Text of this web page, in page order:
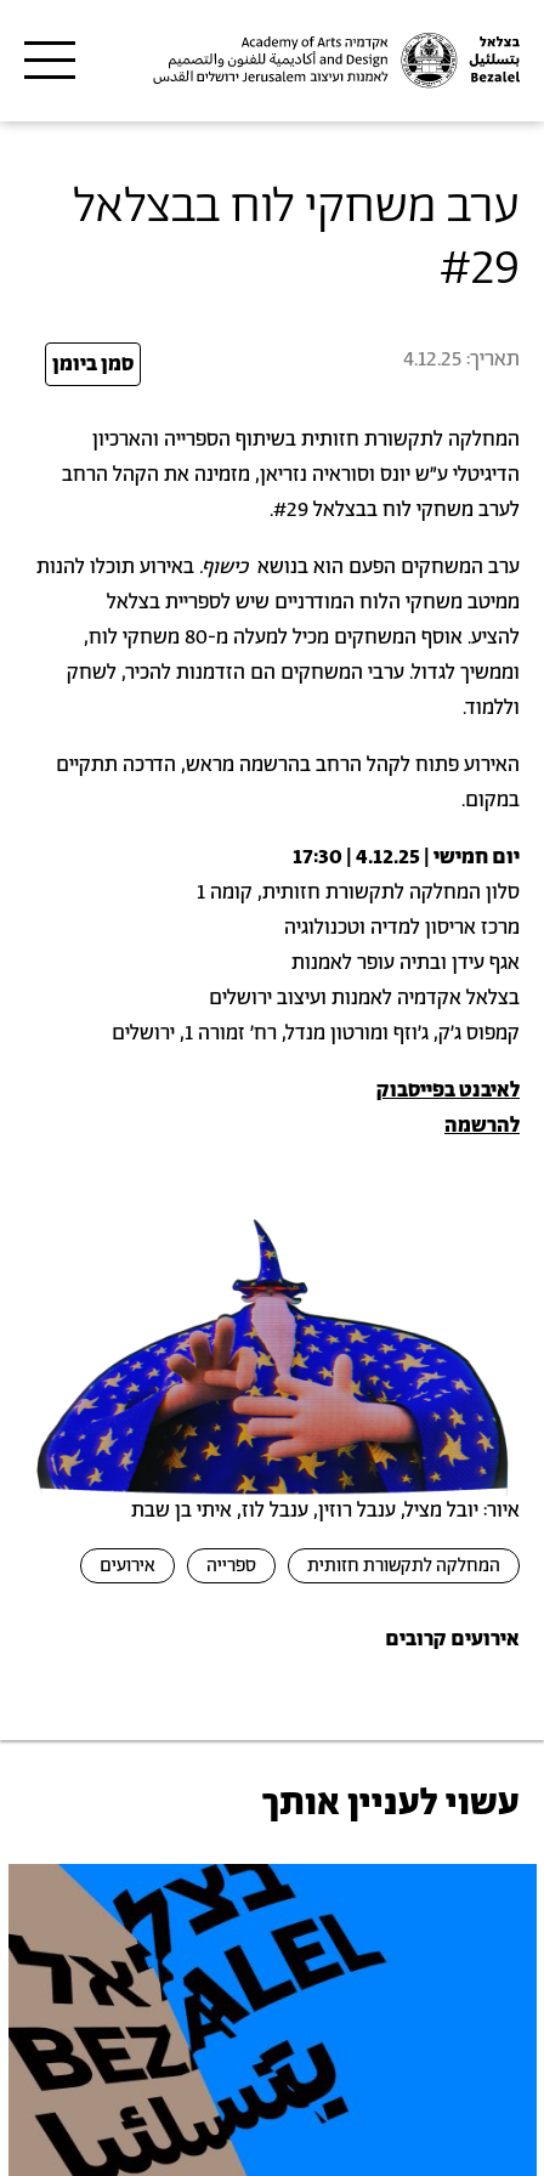
ערב משחקי לוח בבצלאל
#29
תאריך: 4.12.25 סמן ביומן
המחלקה לתקשורת חזותית בשיתוף הספרייה והארכיון
הדיגיטלי ע"ש יונס וסוראיה נזריאן, מזמינה את הקהל הרחב
לערב משחקי לוח בבצלאל #29.
ערב המשחקים הפעם הוא בנושאכישוף. באירוע תוכלו להנות
ממיטב משחקי הלוח המודרניים שיש לספריית בצלאל
להציע. אוסף המשחקים מכיל למעלה מ-80 משחקי לוח,
וממשיך לגדול. ערבי המשחקים הם הזדמנות להכיר, לשחק
וללמוד.
האירוע פתוח לקהל הרחב בהרשמה מראש, הדרכה תתקיים
במקום.
יום חמישי | 4.12.25 | 17:30
סלון המחלקה לתקשורת חזותית, קומה 1
מרכז אריסון למדיה וטכנולוגיה
אגף עידן ובתיה עופר לאמנות
בצלאל אקדמיה לאמנות ועיצוב ירושלים
קמפוס ג׳ק, ג׳וזף ומורטון מנדל, רח׳ זמורה 1, ירושלים
לאיבנט בפייסבוק
להרשמה
איור: יובל מציל, ענבל רוזין, ענבל לוז, איתי בן שבת
המחלקה לתקשורת חזותית ספרייה אירועים
אירועים קרובים
עשוי לעניין אותך